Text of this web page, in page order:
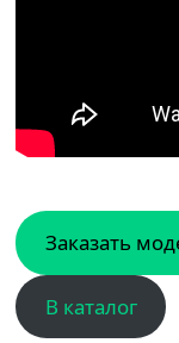
Заказать
В каталог